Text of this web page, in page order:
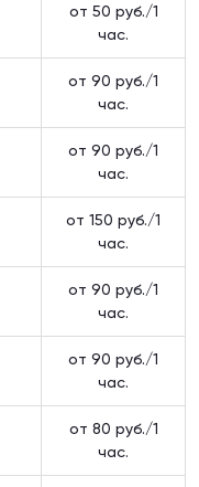
от 50 руб./1
час.
от 90 руб./1
час.
от 90 руб./1
час.
от 150 руб./1
час.
от 90 руб./1
час.
от 90 руб./1
час.
от 80 руб./1
час.